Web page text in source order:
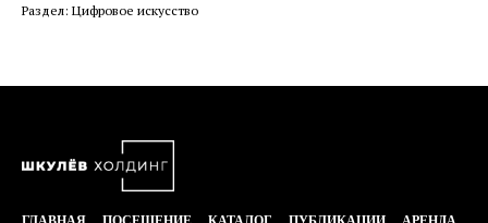
Раздел: Цифровое искусство